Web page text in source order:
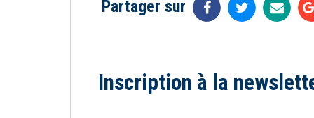
Partager sur
Inscription à la